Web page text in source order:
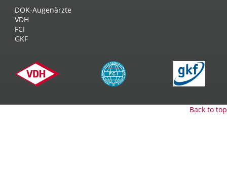
DOK-Augenärzte
VDH
FCI
GKF
Back to top